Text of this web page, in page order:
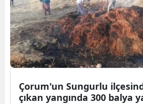
Çorum'un Sungurlu
çıkan yangında 300 balya